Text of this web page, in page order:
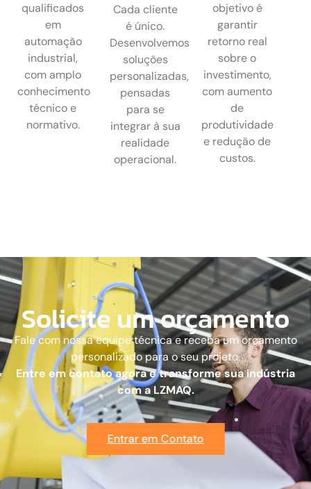
qualificados
em
automação
industrial,
com amplo
conhecimento
técnico e
normativo.
Cada cliente
é único.
Desenvolvemos
soluções
personalizadas,
pensadas
para se
integrar à sua
realidade
operacional.
objetivo é
garantir
retorno real
sobre o
investimento,
com aumento
de
produtividade
e redução de
custos.
Solicite um orçamento
Fale com nossa equipe técnica e receba um orçamento
personalizado para o seu projeto.
Entre em contato agora e transforme sua indústria
com a LZMAQ.
Entrar em Contato